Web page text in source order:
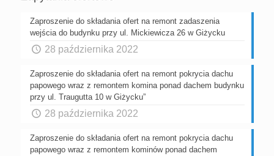
Zaproszenie do składania ofert na remont zadaszenia
wejścia do budynku przy ul. Mickiewicza 26 w Giżycku
28 października 2022
Zaproszenie do składania ofert na remont pokrycia dachu
papowego wraz z remontem komina ponad dachem budynku
przy ul. Traugutta 10 w Giżycku”
28 października 2022
Zaproszenie do składania ofert na remont pokrycia dachu
papowego wraz z remontem kominów ponad dachem